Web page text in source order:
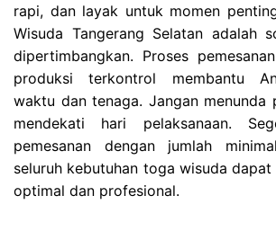
rapi, dan layak untuk momen
Wisuda Tangerang Selatan adalah
dipertimbangkan. Proses
produksi terkontrol membantu
waktu dan tenaga. Jangan menunda
mendekati hari pelaksanaan.
pemesanan dengan jumlah
seluruh kebutuhan toga wisuda
optimal dan profesional.